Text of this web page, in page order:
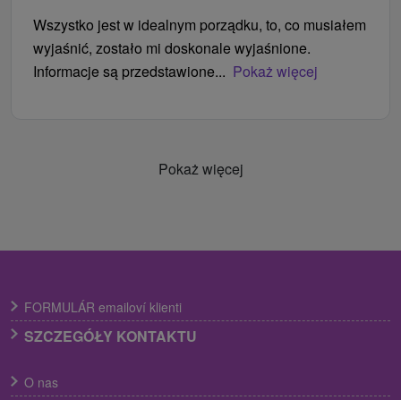
Wszystko jest w idealnym porządku, to, co musiałem
wyjaśnić, zostało mi doskonale wyjaśnione.
Informacje są przedstawione... Pokaż więcej
Pokaż więcej
FORMULÁR emailoví klienti
SZCZEGÓŁY KONTAKTU
O nas